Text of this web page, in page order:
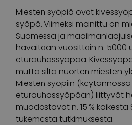
Miesten syöpiä ovat
syöpä. Viimeksi mainittu on
Suomessa ja
havaitaan vuosittain n. 5000
eturauhassyöpää.
mutta siltä nuorten miesten
Miesten syöpiin (käytännössä
eturauhassyöpään) liittyvät
muodostavat n. 15 %
tukemasta tutkimuksesta.